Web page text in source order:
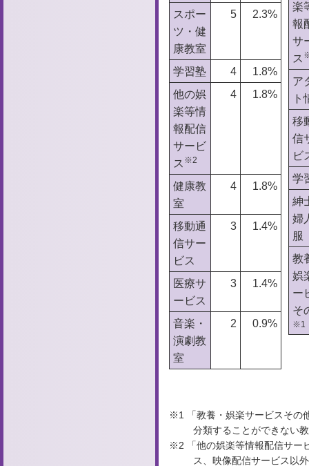
スポー
ツ・健
康教室
5 2.3%
学習塾 4
1.8%
他の娯
楽等情
報配信
サービ
ス ※2
4 1.8%
健康教
室
4 1.8%
移動通
信サー
ビス
3 1.4%
医療サ
ービス
3 1.4%
音楽・
演劇教
室
2 0.9%
楽
報
サ
ス
ア
ト
移
信
ビ
学
紳
婦
服
教
娯
ー
そ
※1
※1 「教養・娯楽サービスその
分類することができない
※2 「他の娯楽等情報配信サー
ス、映像配信サービス以